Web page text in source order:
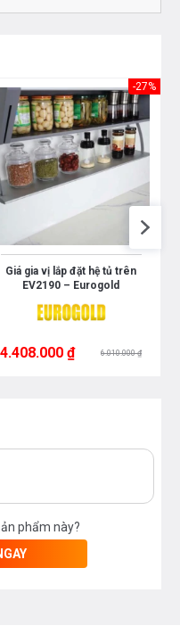
-27%
Giá gia vị lắp đặt hệ tủ trên
EV2190 – Eurogold
4.408.000 ₫ 6.010.000 ₫
phẩm này?